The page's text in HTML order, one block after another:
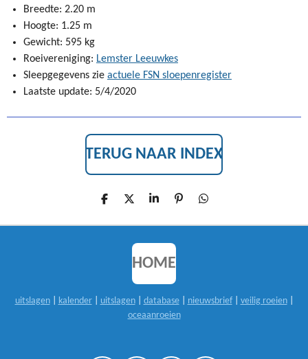
Breedte: 2.20 m
Hoogte: 1.25 m
Gewicht: 595 kg
Roeivereniging: Lemster Leeuwkes
Sleepgegevens zie actuele FSN sloepenregister
Laatste update: 5/4/2020
TERUG NAAR INDEX
D
L
D
E
S
A
P
N
D
L
HOME
uitslagen| kalender| uitslagen| database| nieuwsbrief| veilig roeien|
oceaanroeien